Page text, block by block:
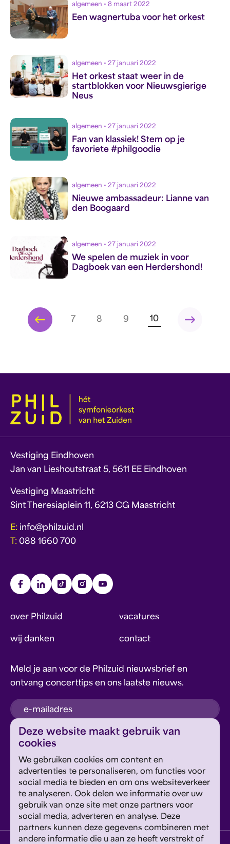
Deze website maakt gebruik van
cookies
We gebruiken cookies om content en
advertenties te personaliseren, om functies voor
social media te bieden en om ons websiteverkeer
te analyseren. Ook delen we informatie over uw
gebruik van onze site met onze partners voor
social media, adverteren en analyse. Deze
partners kunnen deze gegevens combineren met
andere informatie die u aan ze heeft verstrekt of
algemeen • 8 maart 2022
Een wagnertuba voor het orkest
algemeen • 27 januari 2022
Het orkest staat weer in de
startblokken voor Nieuwsgierige
Neus
algemeen • 27 januari 2022
Fan van klassiek! Stem op je
favoriete #philgoodie
algemeen • 27 januari 2022
Nieuwe ambassadeur: Lianne van
den Boogaard
algemeen • 27 januari 2022
We spelen de muziek in voor
Dagboek van een Herdershond!
pagination_previous
7
8 9 10
Vestiging Eindhoven
Jan van Lieshoutstraat 5, 5611 EE Eindhoven
Vestiging Maastricht
Sint Theresiaplein 11, 6213 CG Maastricht
E: info@philzuid.nl
T: 088 1660 700
over Philzuid vacatures
wij danken contact
Meld je aan voor de Philzuid nieuwsbrief en
ontvang concerttips en ons laatste nieuws.
inschrijven
Google's Privacyverklaring en Servicevoorwaarden
van toepassing.
Geef om Philzuid en steun ons!
steun ons